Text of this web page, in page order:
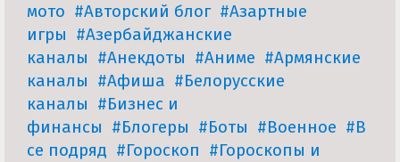
мото #Авторский блог #Азартные
игры #Азербайджанские
каналы #Анекдоты #Аниме #Армянские
каналы #Афиша #Белорусские
каналы #Бизнес и
финансы #Блогеры #Боты #Военное #В
се подряд #Гороскоп #Гороскопы и